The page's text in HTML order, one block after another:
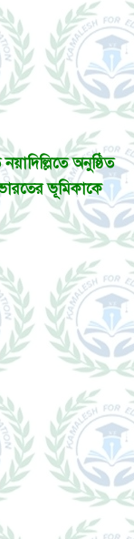
অনুষ্ঠিত
ভূমিকাকে